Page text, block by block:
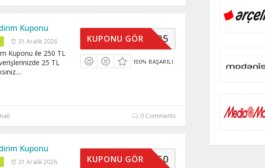
Kuponu
⏰ 31 Aralık 2026
Kuponu ile 250 TL
25 TL
...
SEPET25
KUPONU GÖR
100% BAŞARILI
0 Comments
Kuponu
⏰ 31 Aralık 2026 SEPET50
KUPONU GÖR